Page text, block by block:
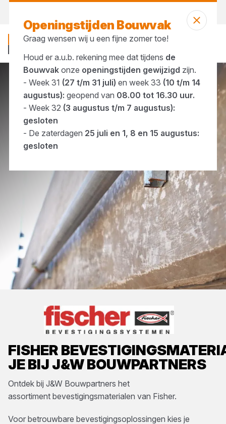
FISHER
JE BIJ J&W BOUWPARTNERS
Ontdek bij J&W Bouwpartners het
assortiment bevestigingsmaterialen van Fisher.
Voor betrouwbare bevestigingsoplossingen kies je
Merken Fisher
Openingstijden Bouwvak
Graag wensen wij u een fijne zomer toe!
Houd er a.u.b. rekening mee dat tijdens de
Bouwvakonze openingstijden gewijzigd zijn.
- Week 31 (27 t/m 31 juli) en week 33 (10 t/m 14
augustus): geopend van 08.00 tot 16.30 uur.
- Week 32 (3 augustus t/m 7 augustus):
gesloten
- De zaterdagen 25 juli en 1, 8 en 15 augustus:
gesloten